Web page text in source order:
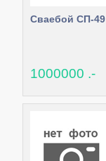
Сваебой СП-49
1000000 .-